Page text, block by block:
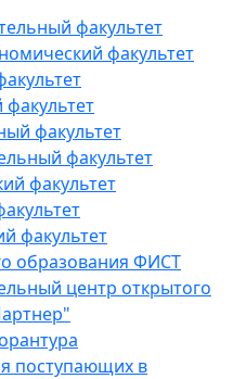
факультет
факультет
факультет
факультет
факультет
факультет
факультет
образования ФИСТ
центр открытого
поступающих в